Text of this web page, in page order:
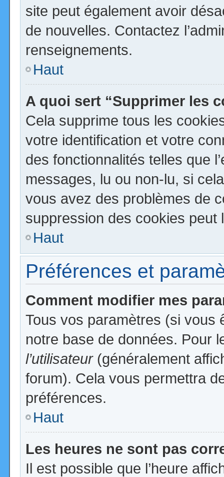
site peut également avoir
de nouvelles. Contactez
renseignements.
Haut
A quoi sert “Supprimer les
Cela supprime tous les
votre identification et votre
des fonctionnalités telles que
messages, lu ou non-lu, si
vous avez des problèmes de
suppression des cookies peut
Haut
Préférences et
Comment modifier mes
Tous vos paramètres (si vous
notre base de données. Pour
l’utilisateur(généralement
forum). Cela vous permettra
préférences.
Haut
Les heures ne sont pas
Il est possible que l’heure